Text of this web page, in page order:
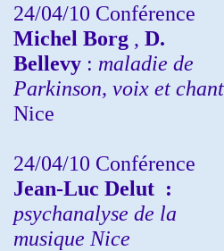
24/04/10 Conférence
Michel Borg , D.
Bellevy : maladie de
Parkinson, voix et chant
Nice
24/04/10 Conférence
Jean-Luc Delut :
psychanalyse de la
musique Nice